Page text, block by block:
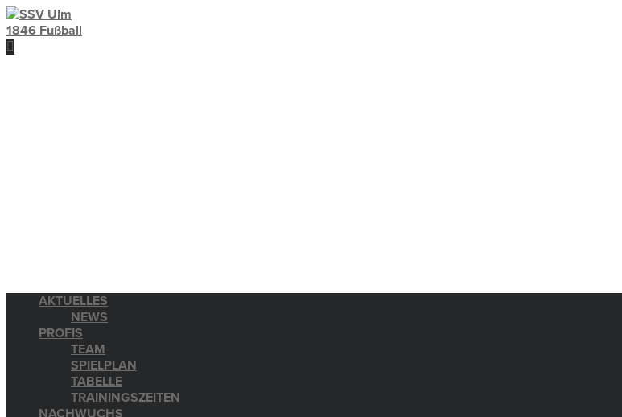
AKTUELLES
NEWS
PROFIS
TEAM
SPIELPLAN
TABELLE
TRAININGSZEITEN
NACHWUCHS